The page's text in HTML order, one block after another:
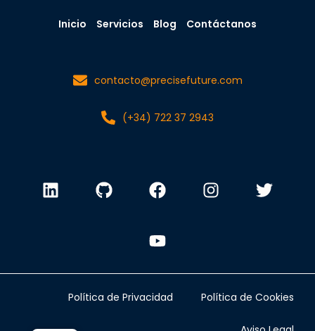
Inicio Servicios Blog Contáctanos
contacto@precisefuture.com
(+34) 722 37 2943
Política de Privacidad Política de Cookies